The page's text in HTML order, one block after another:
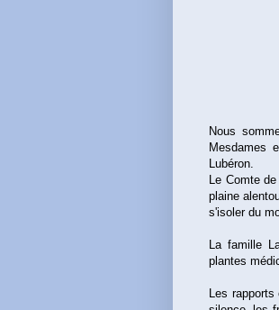
Nous
Mesdames
Lubéron.
Le Comte
plaine
s'isoler du
La famille
plantes
Les